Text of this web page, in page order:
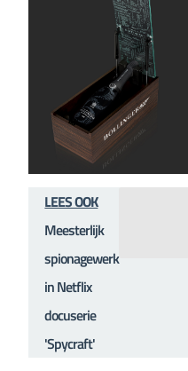
LEES OOK
Meesterlijk
spionagewerk
in Netflix
docuserie
'Spycraft'